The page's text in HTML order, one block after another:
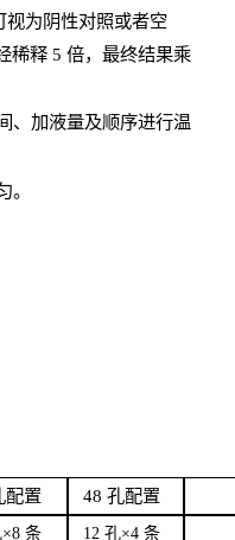
视为阴性对照或者空
稀释5 倍，最终结果乘
、加液量及顺序进行温
。
配置 48 孔配置
×8 条 12 孔×4 条